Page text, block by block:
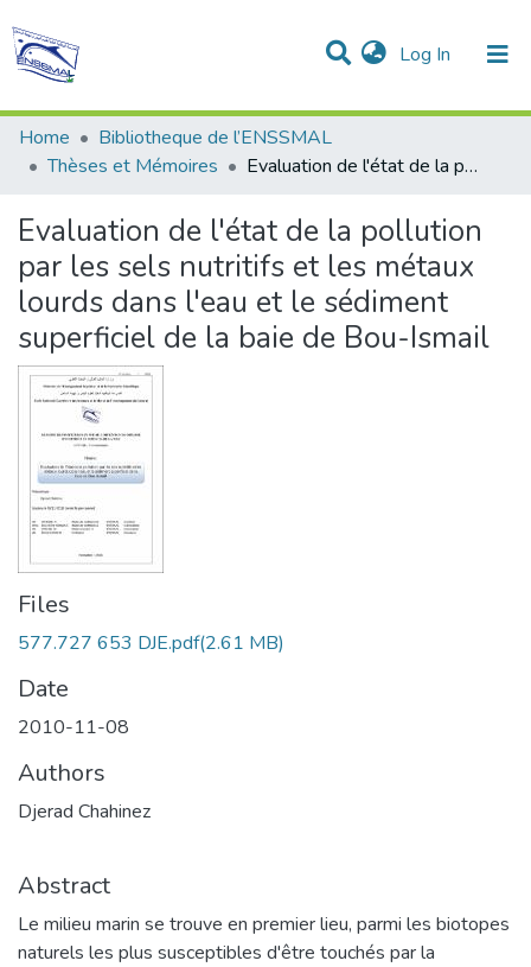
Log In (current)
Communities & Collections
Statistics
All of DSpace
Home
Bibliotheque de l’ENSSMAL
Thèses et Mémoires
Evaluation de l'état de la pollution par les sels nutritifs et les métaux lourds dans l'eau et le sédiment superficiel de la baie de Bou-Ismail
Evaluation de l'état de la pollution
par les sels nutritifs et les métaux
lourds dans l'eau et le sédiment
superficiel de la baie de Bou-Ismail
Files
577.727 653 DJE.pdf(2.61 MB)
Date
2010-11-08
Authors
Djerad Chahinez
Abstract
Le milieu marin se trouve en premier lieu, parmi les biotopes
naturels les plus susceptibles d'être touchés par la